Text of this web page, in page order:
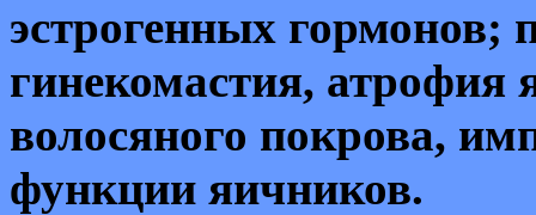
эстрогенных гормонов;
гинекомастия, атрофия
волосяного покрова,
функции яичников.